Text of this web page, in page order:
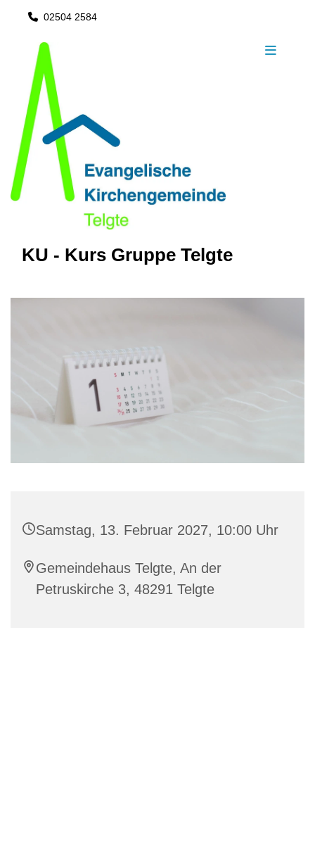
 02504 2584
KU - Kurs Gruppe Telgte
Samstag, 13. Februar 2027, 10:00 Uhr
Gemeindehaus Telgte, An der
Petruskirche 3, 48291 Telgte